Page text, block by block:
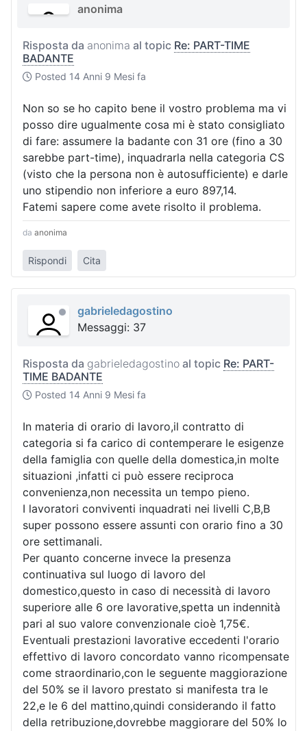
anonima
Risposta da anonima al topic Re: PART-TIME
BADANTE
Posted 14 Anni 9 Mesi fa
Non so se ho capito bene il vostro problema ma vi
posso dire ugualmente cosa mi è stato consigliato
di fare: assumere la badante con 31 ore (fino a 30
sarebbe part-time), inquadrarla nella categoria CS
(visto che la persona non è autosufficiente) e darle
uno stipendio non inferiore a euro 897,14.
Fatemi sapere come avete risolto il problema.
da anonima
Rispondi Cita
gabrieledagostino
Messaggi: 37
Risposta da gabrieledagostino al topic Re: PART-
TIME BADANTE
Posted 14 Anni 9 Mesi fa
In materia di orario di lavoro,il contratto di
categoria si fa carico di contemperare le esigenze
della famiglia con quelle della domestica,in molte
situazioni ,infatti ci può essere reciproca
convenienza,non necessita un tempo pieno.
I lavoratori conviventi inquadrati nei livelli C,B,B
super possono essere assunti con orario fino a 30
ore settimanali.
Per quanto concerne invece la presenza
continuativa sul luogo di lavoro del
domestico,questo in caso di necessità di lavoro
superiore alle 6 ore lavorative,spetta un indennità
pari al suo valore convenzionale cioè 1,75€.
Eventuali prestazioni lavorative eccedenti l'orario
effettivo di lavoro concordato vanno ricompensate
come straordinario,con le seguente maggiorazione
del 50% se il lavoro prestato si manifesta tra le
22,e le 6 del mattino,quindi considerando il fatto
della retribuzione,dovrebbe maggiorare del 50% lo